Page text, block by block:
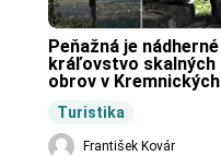
Turistika
Peňažná je nádherné
kráľovstvo skalných
obrov v Kremnických
František Kovár